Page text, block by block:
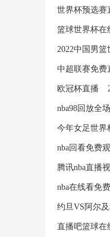
世界杯预选赛
篮球世界杯在
2022中国男
中超联赛免费
欧冠杯直播
nba98回放全
今年女足世界
nba回看免费
腾讯nba直播
nba在线看免
约旦VS阿尔
直播吧篮球在